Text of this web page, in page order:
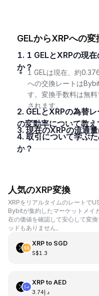
GELからXRPへの
1. 1 GELとXRPの現在の為替レートはいくらです
か？
1 GELは現在、約
への交換レートは
す。変換手数料は無
されます。
2. GELとXRPの為替レートにおける、過去24時間
の変動率について教え
3. 現在のXRPの流通
4. 取引について学ぶための資料はどこにあります
か？
人気のXRP変換
XRPをリアルタイムのレートで
Bybitが集約したマーケットメイ
在の価値を確認して安心して変
ッドもありません。
XRPto SGD
S$1.3
XRPto AED
د.إ3.74